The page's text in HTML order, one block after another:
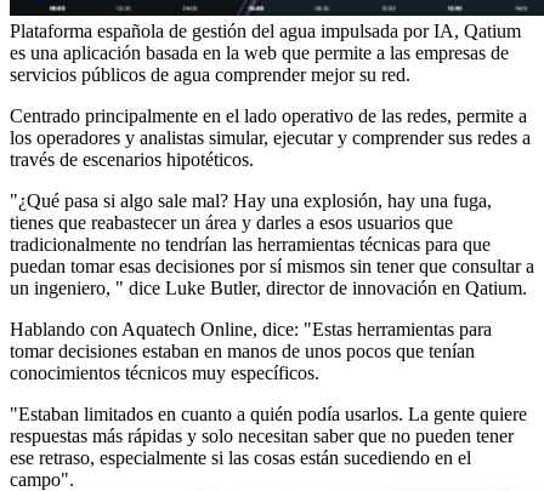
Plataforma española de gestión del agua impulsada por IA, Qatium
es una aplicación basada en la web que permite a las empresas de
servicios públicos de agua comprender mejor su red.
Centrado principalmente en el lado operativo de las redes, permite a
los operadores y analistas simular, ejecutar y comprender sus redes a
través de escenarios hipotéticos.
"¿Qué pasa si algo sale mal? Hay una explosión, hay una fuga,
tienes que reabastecer un área y darles a esos usuarios que
tradicionalmente no tendrían las herramientas técnicas para que
puedan tomar esas decisiones por sí mismos sin tener que consultar a
un ingeniero, " dice Luke Butler, director de innovación en Qatium.
Hablando con Aquatech Online, dice: "Estas herramientas para
tomar decisiones estaban en manos de unos pocos que tenían
conocimientos técnicos muy específicos.
"Estaban limitados en cuanto a quién podía usarlos. La gente quiere
respuestas más rápidas y solo necesitan saber que no pueden tener
ese retraso, especialmente si las cosas están sucediendo en el
campo".